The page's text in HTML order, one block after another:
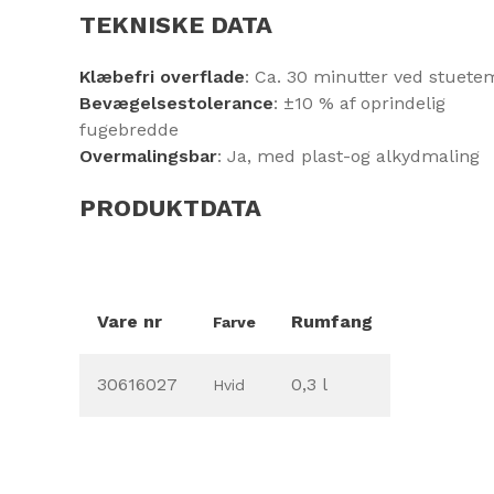
TEKNISKE DATA
Klæbefri overflade: Ca. 30 minutter ved
Bevægelsestolerance: ±10 % af oprindelig
fugebredde
Overmalingsbar: Ja, med plast-og alkydmaling
PRODUKTDATA
Vare nr Farve Rumfang
30616027 Hvid 0,3 l